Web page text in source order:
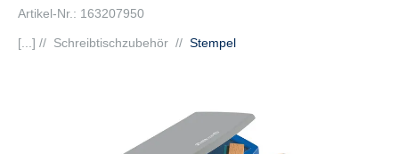
Artikel-Nr.: 163207950
[...] // Schreibtischzubehör // Stempel